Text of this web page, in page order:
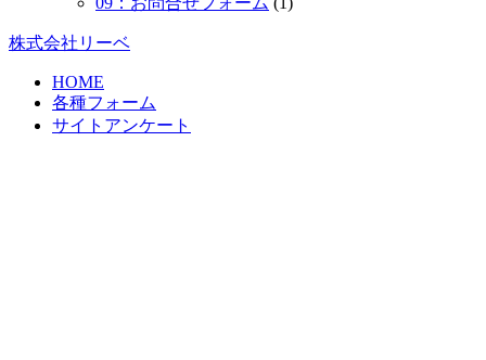
株式会社リーベ
HOME
各種フォーム
サイトアンケート